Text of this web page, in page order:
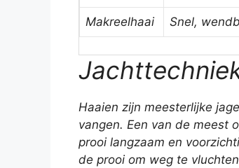
Makreelhaai Snel,
Haaien zijn meesterlijke
vangen. Een van de meest
prooi langzaam en
de prooi om weg te